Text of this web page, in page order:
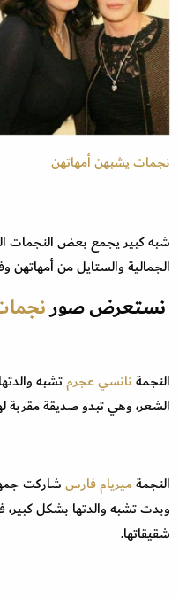
نجمات يشبهن أمهاتهن
شبه كبير يجمع بعض النجمات
الجمالية والستايل من أمهاتهن
نستعرض صور
النجمةنانسي عجرمتشبه
الشعر، وهي تبدو صديقة مقربة
النجمةميريام فارسشاركت
وبدت تشبه والدتها بشكل كبير،
شقيقاتها.